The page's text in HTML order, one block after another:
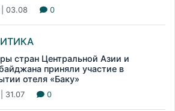
03.08 0
стран Центральной Азии и
приняли участие в
отеля «Баку»
31.07 0